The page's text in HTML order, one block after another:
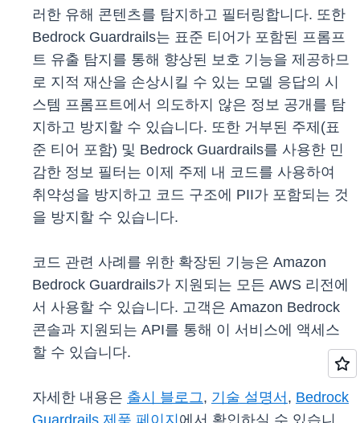
러한 유해 콘텐츠를 탐지하고 필터링합니다. 또한
Bedrock Guardrails는 표준 티어가 포함된 프롬프
트 유출 탐지를 통해 향상된 보호 기능을 제공하므
로 지적 재산을 손상시킬 수 있는 모델 응답의 시
스템 프롬프트에서 의도하지 않은 정보 공개를 탐
지하고 방지할 수 있습니다. 또한 거부된 주제(표
준 티어 포함) 및 Bedrock Guardrails를 사용한 민
감한 정보 필터는 이제 주제 내 코드를 사용하여
취약성을 방지하고 코드 구조에 PII가 포함되는 것
을 방지할 수 있습니다.
코드 관련 사례를 위한 확장된 기능은 Amazon
Bedrock Guardrails가 지원되는 모든 AWS 리전에
서 사용할 수 있습니다. 고객은 Amazon Bedrock
콘솔과 지원되는 API를 통해 이 서비스에 액세스
할 수 있습니다.
자세한 내용은 출시 블로그, 기술 설명서 , Bedrock